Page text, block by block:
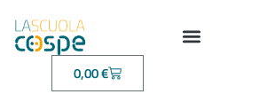
0,00€